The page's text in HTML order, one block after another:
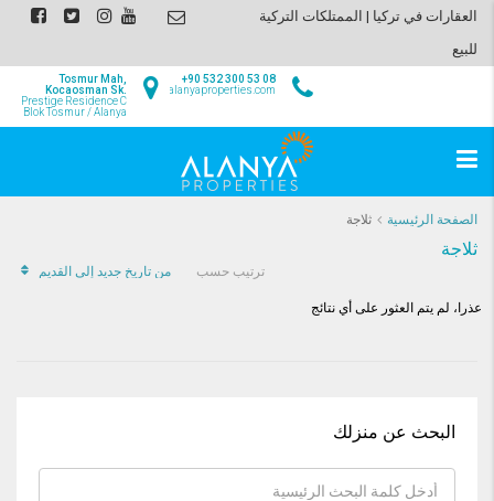
العقارات في تركيا | الممتلكات التركية
للبيع
Tosmur Mah,
Kocaosman Sk.
Prestige Residence C
Blok Tosmur / Alanya
+90 532 300 53 08
info@alanyaproperties.com
الصفحة الرئيسية ثلاجة
ثلاجة
ترتيب حسب من تاريخ جديد إلى القديم
عذرا، لم يتم العثور على أي نتائج
البحث عن منزلك